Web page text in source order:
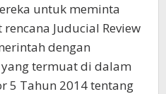
untuk meminta
Juducial Review
dengan
yang termuat di dalam
5 Tahun 2014 tentang